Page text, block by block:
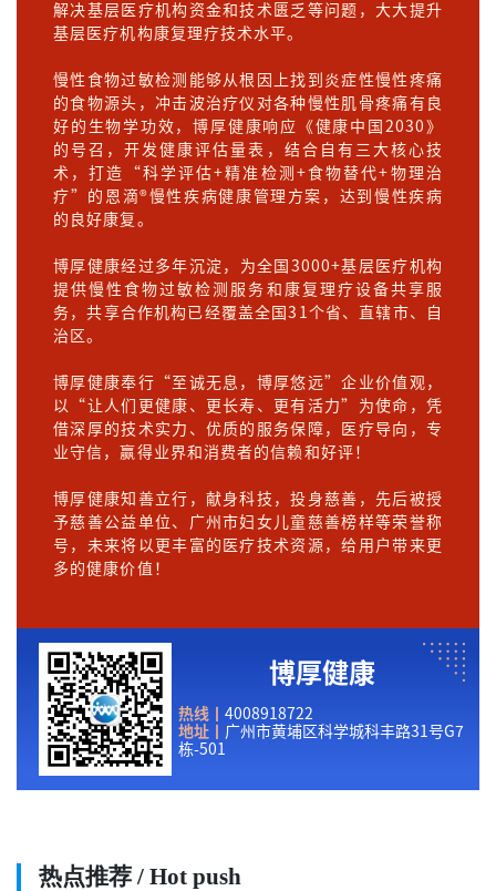
解决基层医疗机构资金和技术匮乏等问题，大大提升
基层医疗机构康复理疗技术水平。
慢性食物过敏检测能够从根因上找到炎症性慢性疼痛
的食物源头，冲击波治疗仪对各种慢性肌骨疼痛有良
好的生物学功效，博厚健康响应《健康中国2030》
的号召，开发健康评估量表，结合自有三大核心技
术，打造“科学评估+精准检测+食物替代+物理治
疗”的恩滴®慢性疾病健康管理方案，达到慢性疾病
的良好康复。
博厚健康经过多年沉淀，为全国3000+基层医疗机构
提供慢性食物过敏检测服务和康复理疗设备共享服
务，共享合作机构已经覆盖全国31个省、直辖市、自
治区。
博厚健康奉行“至诚无息，博厚悠远”企业价值观，
以“让人们更健康、更长寿、更有活力”为使命，凭
借深厚的技术实力、优质的服务保障，医疗导向，专
业守信，赢得业界和消费者的信赖和好评！
博厚健康知善立行，献身科技，投身慈善，先后被授
予慈善公益单位、广州市妇女儿童慈善榜样等荣誉称
号，未来将以更丰富的医疗技术资源，给用户带来更
多的健康价值！
博厚健康
热线 丨4008918722
地址丨 广州市黄埔区科学城科丰路31号G7
栋-501
热点推荐 / Hot push